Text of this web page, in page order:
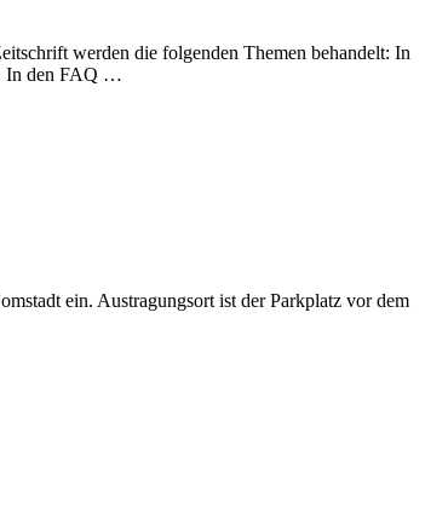
werden die folgenden Themen behandelt: In
In den FAQ …
ein. Austragungsort ist der Parkplatz vor dem